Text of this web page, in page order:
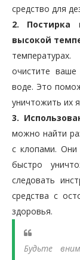
средство для
2. Постирка
высокой
очистите
воде. Это
уничтожить их
3.
можно найти
с клопами. Они
быстро
следовать
средства с
здоровья.
Будьте